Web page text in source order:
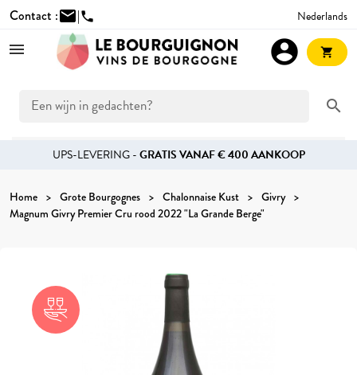
Contact :mail|phone Nederlands
search
account_circle shopping_cart
UPS-LEVERING -GRATIS VANAF € 400 AANKOOP
Home Grote Bourgognes Chalonnaise Kust
Givry
Magnum Givry Premier Cru rood 2022 "La Grande Berge"